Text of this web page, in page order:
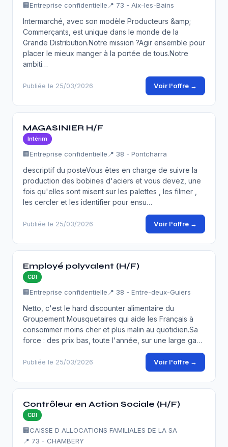
🏢Entreprise confidentielle 📍 73 - Aix-les-Bains
Intermarché, avec son modèle Producteurs &amp;
Commerçants, est unique dans le monde de la
Grande Distribution.Notre mission ?Agir ensemble pour
placer le mieux manger à la portée de tous.Notre
ambiti…
Publiée le 25/03/2026 Voir l'offre →
MAGASINIER H/F
Intérim
🏢Entreprise confidentielle 📍 38 - Pontcharra
descriptif du posteVous êtes en charge de suivre la
production des bobines d'aciers et vous devez, une
fois qu'elles sont misent sur les palettes , les filmer ,
les cercler et les identifier pour ensu…
Publiée le 25/03/2026 Voir l'offre →
Employé polyvalent (H/F)
CDI
🏢Entreprise confidentielle 📍 38 - Entre-deux-Guiers
Netto, c'est le hard discounter alimentaire du
Groupement Mousquetaires qui aide les Français à
consommer moins cher et plus malin au quotidien.Sa
force : des prix bas, toute l'année, sur une large ga…
Publiée le 25/03/2026 Voir l'offre →
Contrôleur en Action Sociale (H/F)
CDI
🏢CAISSE D ALLOCATIONS FAMILIALES DE LA SA
📍 73 - CHAMBERY